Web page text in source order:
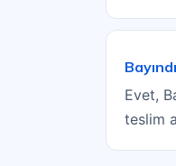
Evet,
teslim